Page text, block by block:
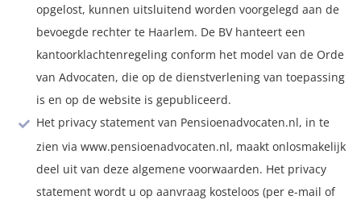
opgelost, kunnen uitsluitend worden voorgelegd aan de
bevoegde rechter te Haarlem. De BV hanteert een
kantoorklachtenregeling conform het model van de Orde
van Advocaten, die op de dienstverlening van toepassing
is en op de website is gepubliceerd.
Het privacy statement van Pensioenadvocaten.nl, in te
zien via www.pensioenadvocaten.nl, maakt onlosmakelijk
deel uit van deze algemene voorwaarden. Het privacy
statement wordt u op aanvraag kosteloos (per e-mail of